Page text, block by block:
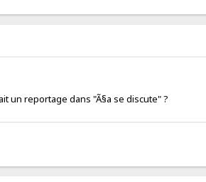
un reportage dans "Ã§a se discute" ?